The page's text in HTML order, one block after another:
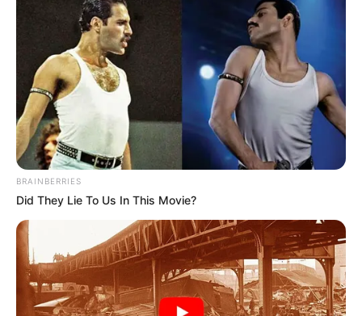
BRAINBERRIES
Did They Lie To Us In This Movie?